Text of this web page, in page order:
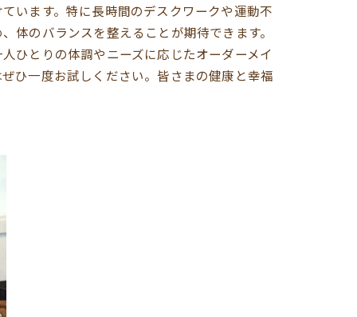
います。特に長時間のデスクワークや運動不
体のバランスを整えることが期待できます。
ひとりの体調やニーズに応じたオーダーメイ
ひ一度お試しください。皆さまの健康と幸福